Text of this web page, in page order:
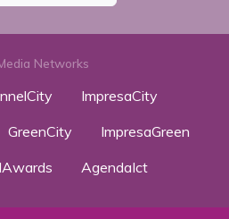
Networks
ImpresaCity
GreenCity
ImpresaGreen
AgendaIct